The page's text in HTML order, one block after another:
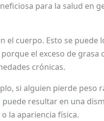
para la salud en
cuerpo. Esto se
el exceso de
crónicas.
si alguien pierde peso
resultar en una
la apariencia física.